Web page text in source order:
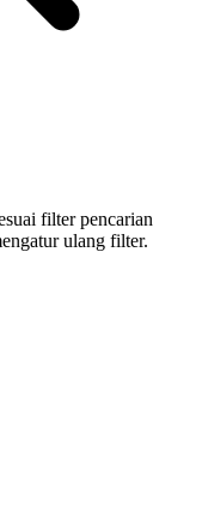
filter pencarian
ulang filter.